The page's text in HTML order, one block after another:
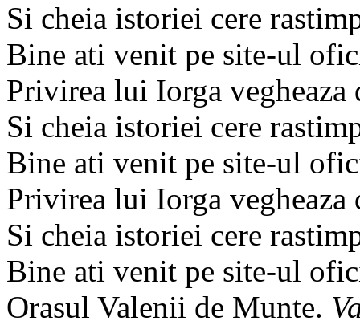
Si cheia istoriei cere
Bine ati venit pe site-ul
Privirea lui Iorga
Si cheia istoriei cere
Bine ati venit pe site-ul
Privirea lui Iorga
Si cheia istoriei cere
Bine ati venit pe site-ul
Orasul Valenii de Munte.